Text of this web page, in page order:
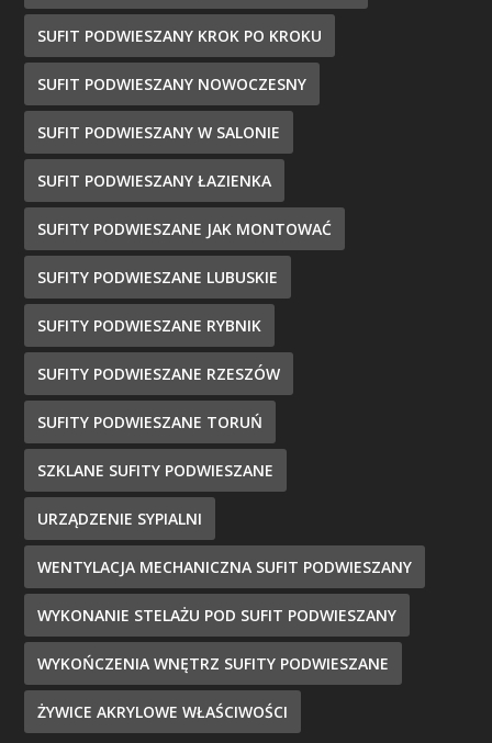
SUFIT PODWIESZANY KROK PO KROKU
SUFIT PODWIESZANY NOWOCZESNY
SUFIT PODWIESZANY W SALONIE
SUFIT PODWIESZANY ŁAZIENKA
SUFITY PODWIESZANE JAK MONTOWAĆ
SUFITY PODWIESZANE LUBUSKIE
SUFITY PODWIESZANE RYBNIK
SUFITY PODWIESZANE RZESZÓW
SUFITY PODWIESZANE TORUŃ
SZKLANE SUFITY PODWIESZANE
URZĄDZENIE SYPIALNI
WENTYLACJA MECHANICZNA SUFIT PODWIESZANY
WYKONANIE STELAŻU POD SUFIT PODWIESZANY
WYKOŃCZENIA WNĘTRZ SUFITY PODWIESZANE
ŻYWICE AKRYLOWE WŁAŚCIWOŚCI